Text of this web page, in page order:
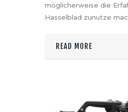
möglicherweise die
Hasselblad zunutze
READ MORE